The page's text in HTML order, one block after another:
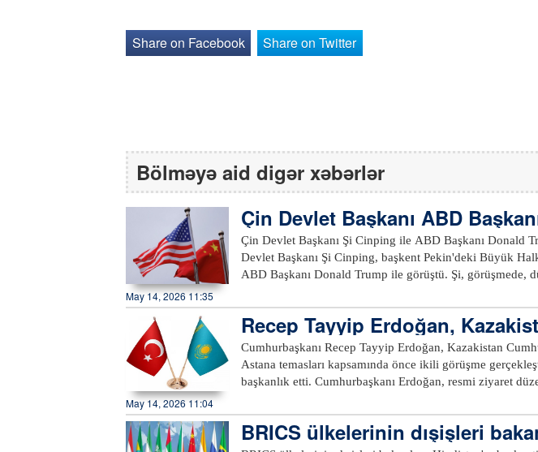
Share on Facebook Share on Twitter
Bölməyə aid digər xəbərlər
Çin Devlet Başkanı ABD
Çin Devlet Başkanı Şi Cinping ile ABD Başkanı Donald
Devlet Başkanı Şi Cinping, başkent Pekin'deki Büyük
ABD Başkanı Donald Trump ile görüştü. Şi, görüşmede,
bir model oluşturabilir mi? Küresel zorlukların
kazandırmak için birlikte çalışabilir mi? İki halkın
ikili ilişkiler için parlak bir gelecek yaratabilir mi? Bunlar,
birlikte cevaplaması gereken sorulardır" dedi. Çin ile ABD arasındaki ortak çıkarların
anlaşmazlıklardan daha büyük olduğunu söyleyen Şi, iki
"Rakip değil, ortak olmamız gerekiyor. Karşılıklı olarak
ulaşmalı, yeni dönemde büyük ülkelerin doğru şekilde bir
May 14, 2026 11:35
Recep Tayyip Erdoğan,
görüştü
Cumhurbaşkanı Recep Tayyip Erdoğan, Kazakistan
Astana temasları kapsamında önce ikili görüşme
başkanlık etti. Cumhurbaşkanı Erdoğan, resmi ziyaret düzenlediği Kazakistan'ın başkenti
Tokayev tarafından resmi törenle karşılanan
ile ikili görüşmeye geçti. İki lider, baş başa görüşmenin
May 14, 2026 11:04
BRICS ülkelerinin dışişleri